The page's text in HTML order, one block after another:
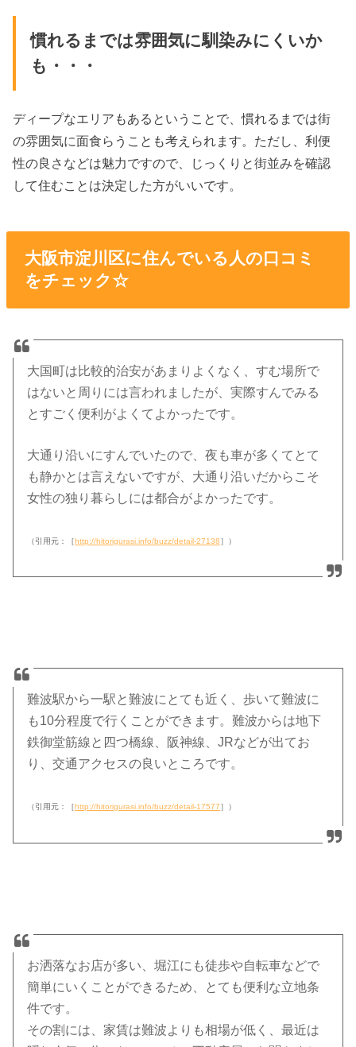
慣れるまでは雰囲気に馴染みにくいか
も・・・
ディープなエリアもあるということで、慣れるまでは街
の雰囲気に面食らうことも考えられます。ただし、利便
性の良さなどは魅力ですので、じっくりと街並みを確認
して住むことは決定した方がいいです。
大阪市淀川区に住んでいる人の口コミ
をチェック☆
大国町は比較的治安があまりよくなく、すむ場所で
はないと周りには言われましたが、実際すんでみる
とすごく便利がよくてよかったです。
大通り沿いにすんでいたので、夜も車が多くてとて
も静かとは言えないですが、大通り沿いだからこそ
女性の独り暮らしには都合がよかったです。
（引用元：［http://hitorigurasi.info/buzz/detail-27138］）
難波駅から一駅と難波にとても近く、歩いて難波に
も10分程度で行くことができます。難波からは地下
鉄御堂筋線と四つ橋線、阪神線、JRなどが出てお
り、交通アクセスの良いところです。
（引用元：［http://hitorigurasi.info/buzz/detail-17577］）
お洒落なお店が多い、堀江にも徒歩や自転車などで
簡単にいくことができるため、とても便利な立地条
件です。
その割には、家賃は難波よりも相場が低く、最近は